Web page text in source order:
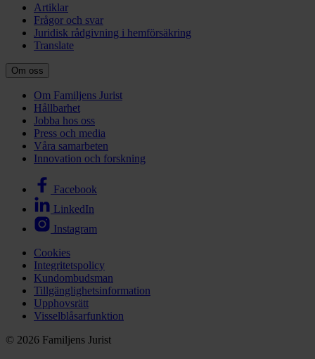
Artiklar
Frågor och svar
Juridisk rådgivning i hemförsäkring
Translate
Om oss
Om Familjens Jurist
Hållbarhet
Jobba hos oss
Press och media
Våra samarbeten
Innovation och forskning
Facebook
LinkedIn
Instagram
Cookies
Integritetspolicy
Kundombudsman
Tillgänglighetsinformation
Upphovsrätt
Visselblåsarfunktion
© 2026 Familjens Jurist